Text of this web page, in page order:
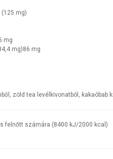
mg)
mg
mg)86 mg
zöld tea levélkivonatból, kakaóbab
felnőtt számára (8400 kJ/2000 kcal)